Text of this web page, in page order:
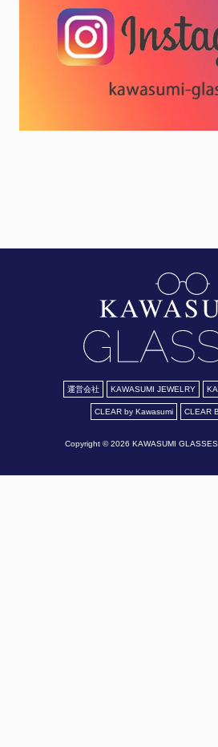
運営会社 KAWASUMI JEWELRY
CLEAR by Kawasumi CLEAR
Copyright © 2026 KAWASUMI GLASSES